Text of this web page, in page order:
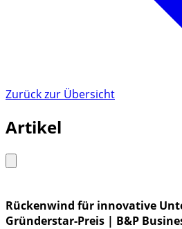
Zurück zur Übersicht
Artikel
Rückenwind für innovative
Gründerstar-Preis | B&P